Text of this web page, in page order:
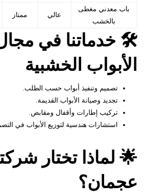
باب معدني مغطى
بالخشب
عالي ممتاز
🛠️ خدماتنا في
الأبواب الخشبية
تصميم وتنفيذ أبواب حسب الطلب.
تجديد وصيانة الأبواب القديمة.
تركيب إطارات وأقفال ومقابض.
استشارات هندسية لتوزيع الأبواب في
🌟 لماذا تختار
عجمان؟